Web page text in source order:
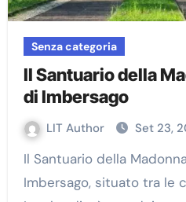
Senza categoria
Il Santuario della
di Imbersago
LIT Author Set 23,
Il Santuario della Madonna del Bosco di
Imbersago, situato tra le